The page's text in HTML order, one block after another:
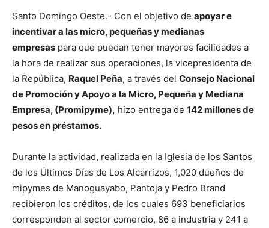
Santo Domingo Oeste.- Con el objetivo de apoyar e
incentivar a las micro, pequeñas y medianas
empresas para que puedan tener mayores facilidades a
la hora de realizar sus operaciones, la vicepresidenta de
la República, Raquel Peña, a través del Consejo Nacional
de Promoción y Apoyo a la Micro, Pequeña y Mediana
Empresa, (Promipyme), hizo entrega de 142 millones de
pesos en préstamos.
Durante la actividad, realizada en la Iglesia de los Santos
de los Últimos Días de Los Alcarrizos, 1,020 dueños de
mipymes de Manoguayabo, Pantoja y Pedro Brand
recibieron los créditos, de los cuales 693 beneficiarios
corresponden al sector comercio, 86 a industria y 241 a